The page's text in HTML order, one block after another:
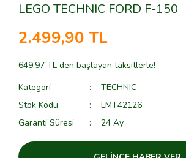
LEGO TECHNIC FORD F-150
2.499,90 TL
649,97 TL den başlayan taksitlerle!
Kategori
TECHNIC
Stok Kodu
LMT42126
Garanti Süresi
24 Ay